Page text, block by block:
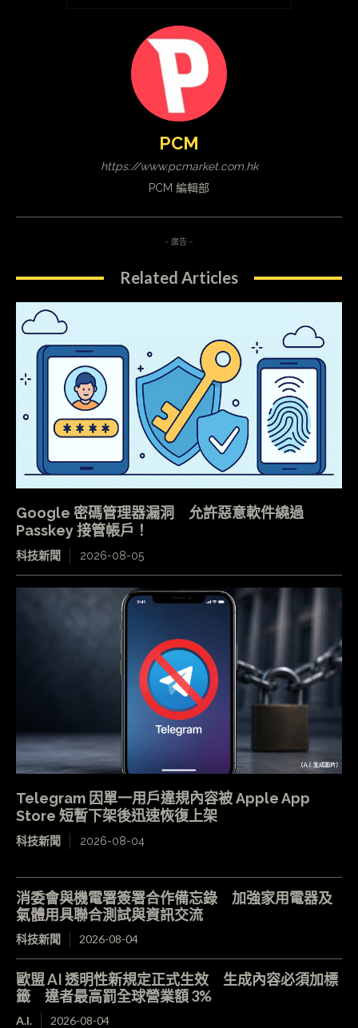
PCM
https://www.pcmarket.com.hk
PCM 編輯部
- 廣告 -
Related Articles
Google 密碼管理器漏洞 允許惡意軟件繞過
Passkey 接管帳戶！
科技新聞 2026-08-05
Telegram 因單一用戶違規內容被 Apple App
Store 短暫下架後迅速恢復上架
科技新聞 2026-08-04
消委會與機電署簽署合作備忘錄 加強家用電器及
氣體用具聯合測試與資訊交流
科技新聞 2026-08-04
歐盟 AI 透明性新規定正式生效 生成內容必須加標
籤 違者最高罰全球營業額 3%
A.I. 2026-08-04